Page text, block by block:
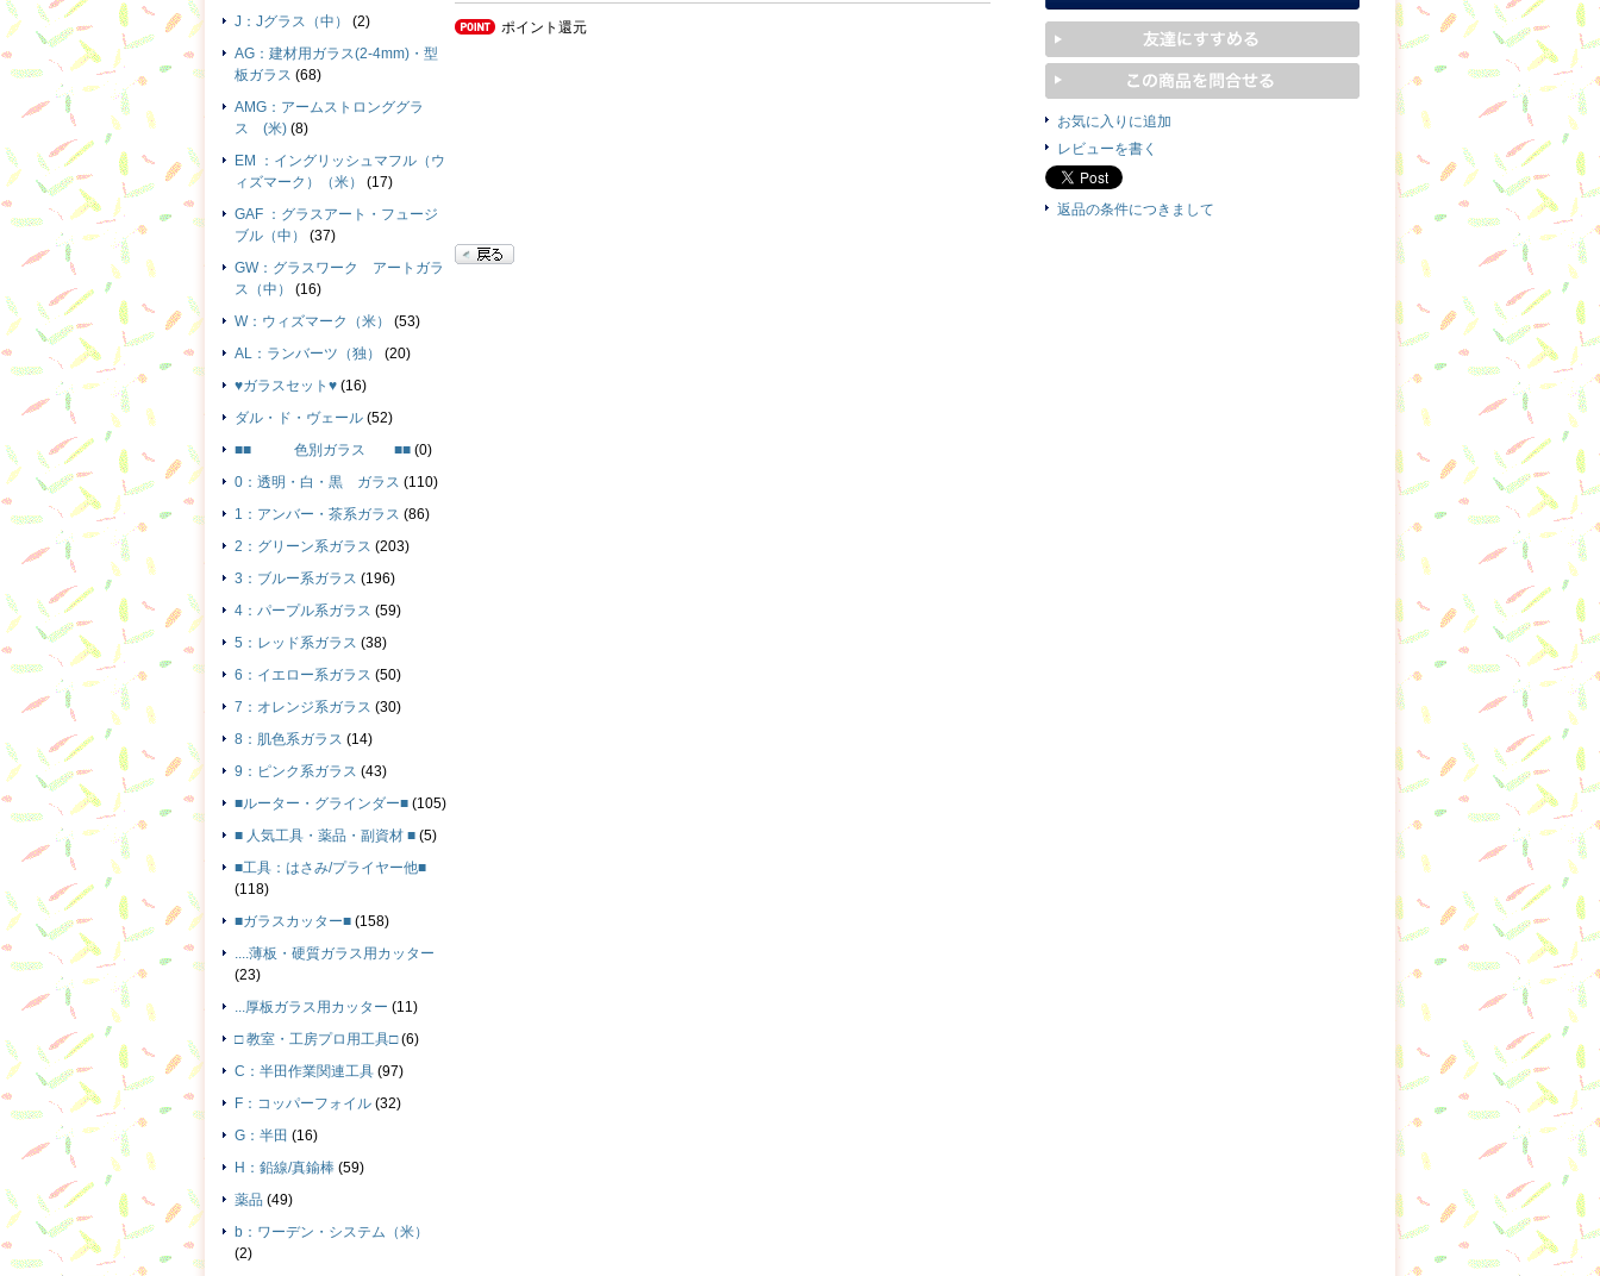
ポイント還元
お気に入りに追加
レビューを書く
返品の条件につきまして
J：Jグラス（中）
(2)
AG：建材用ガラス(2-4mm)・型
板ガラス (68)
AMG：アームストロンググラ
ス (米) (8)
EM ：イングリッシュマフル（ウ
ィズマーク）（米）
(17)
GAF ：グラスアート・フュージ
ブル（中）
(37)
GW：グラスワーク アートガラ
ス（中）
(16)
W：ウィズマーク（米）
(53)
AL：ランバーツ（独）
(20)
♥ガラスセット♥ (16)
ダル・ド・ヴェール (52)
■■ 色別ガラス ■■ (0)
0：透明・白・黒 ガラス (110)
1：アンバー・茶系ガラス (86)
2：グリーン系ガラス (203)
3：ブルー系ガラス (196)
4：パープル系ガラス (59)
5：レッド系ガラス (38)
6：イエロー系ガラス (50)
7：オレンジ系ガラス (30)
8：肌色系ガラス (14)
9：ピンク系ガラス (43)
■ルーター・グラインダー■ (105)
■ 人気工具・薬品・副資材 ■ (5)
■工具：はさみ/プライヤー他■
(118)
■ガラスカッター■ (158)
....薄板・硬質ガラス用カッター
(23)
...厚板ガラス用カッター (11)
□ 教室・工房プロ用工具□ (6)
C：半田作業関連工具 (97)
F：コッパーフォイル (32)
G：半田 (16)
H：鉛線/真鍮棒 (59)
薬品 (49)
b：ワーデン・システム（米）
(2)